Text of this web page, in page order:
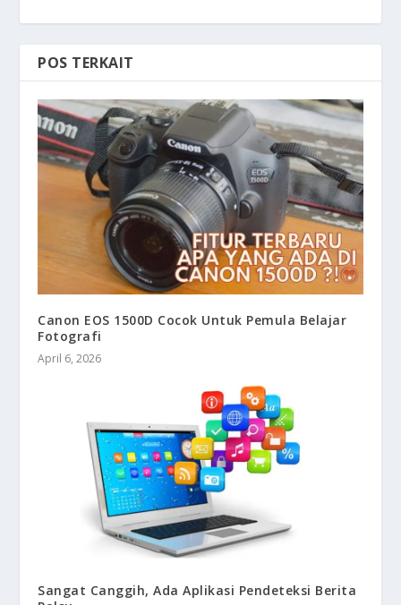
POS TERKAIT
Canon EOS 1500D Cocok Untuk Pemula Belajar
Fotografi
April 6, 2026
Sangat Canggih, Ada Aplikasi Pendeteksi Berita